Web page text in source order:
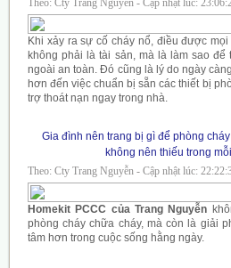
Khi xảy ra sự cố cháy nổ, điều được
không phải là tài sản, mà là làm sao để
ngoài an toàn. Đó cũng là lý do ngày
hơn đến việc chuẩn bị sẵn các thiết bị
trợ thoát nạn ngay trong nhà.
Gia đình nên trang bị gì để phòng
không nên thiếu trong
Theo: Cty Trang Nguyễn - Cập nhật lúc:
Homekit PCCC của Trang Nguyễn
phòng cháy chữa cháy, mà còn là giải
tâm hơn trong cuộc sống hằng ngày.